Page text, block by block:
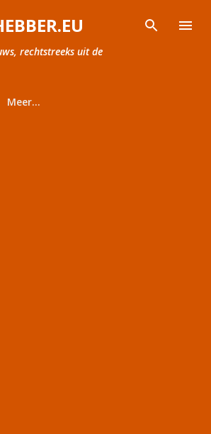
naar hoofdcontent
rechtstreeks uit de
Meer…